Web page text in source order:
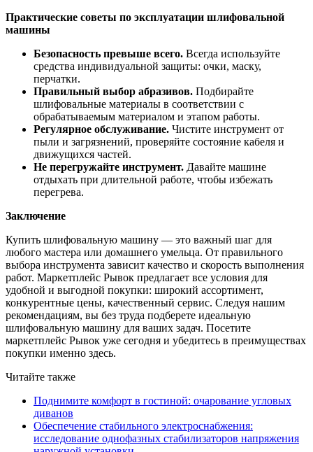
Практические советы по эксплуатации шлифовальной
машины
Безопасность превыше всего. Всегда используйте
средства индивидуальной защиты: очки, маску,
перчатки.
Правильный выбор абразивов. Подбирайте
шлифовальные материалы в соответствии с
обрабатываемым материалом и этапом работы.
Регулярное обслуживание. Чистите инструмент от
пыли и загрязнений, проверяйте состояние кабеля и
движущихся частей.
Не перегружайте инструмент. Давайте машине
отдыхать при длительной работе, чтобы избежать
перегрева.
Заключение
Купить шлифовальную машину — это важный шаг для
любого мастера или домашнего умельца. От правильного
выбора инструмента зависит качество и скорость выполнения
работ. Маркетплейс Рывок предлагает все условия для
удобной и выгодной покупки: широкий ассортимент,
конкурентные цены, качественный сервис. Следуя нашим
рекомендациям, вы без труда подберете идеальную
шлифовальную машину для ваших задач. Посетите
маркетплейс Рывок уже сегодня и убедитесь в преимуществах
покупки именно здесь.
Читайте также
Поднимите комфорт в гостиной: очарование угловых
диванов
Обеспечение стабильного электроснабжения:
исследование однофазных стабилизаторов напряжения